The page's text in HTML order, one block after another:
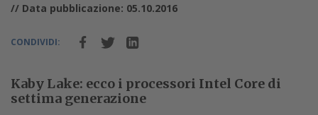
// Data pubblicazione: 05.10.2016
CONDIVIDI:
Kaby Lake: ecco i processori Intel Core di
settima generazione